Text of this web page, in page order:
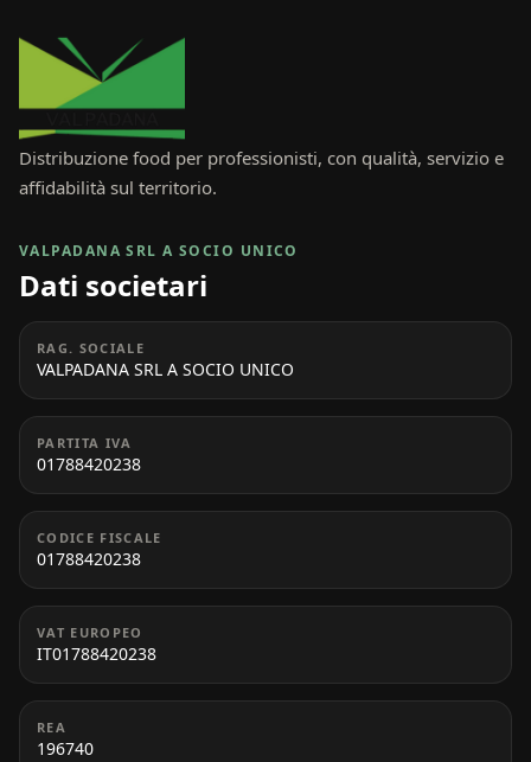
Distribuzione food per professionisti, con qualità, servizio e
affidabilità sul territorio.
VALPADANA SRL A SOCIO UNICO
Dati societari
RAG. SOCIALE
VALPADANA SRL A SOCIO UNICO
PARTITA IVA
01788420238
CODICE FISCALE
01788420238
VAT EUROPEO
IT01788420238
REA
196740